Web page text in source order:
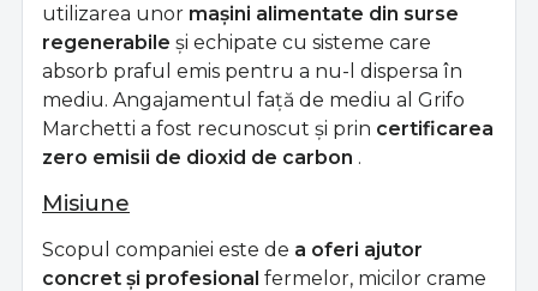
utilizarea unor mașini alimentate din surse
regenerabile și echipate cu sisteme care
absorb praful emis pentru a nu-l dispersa în
mediu. Angajamentul față de mediu al Grifo
Marchetti a fost recunoscut și prin certificarea
zero emisii de dioxid de carbon .
Misiune
Scopul companiei este de a oferi ajutor
concret și profesional fermelor, micilor crame